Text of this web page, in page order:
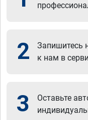
2
Запишитесь
к нам в
3
Оставьте